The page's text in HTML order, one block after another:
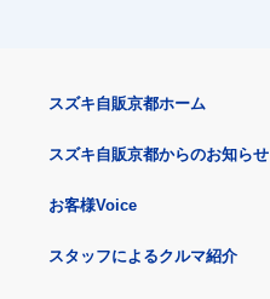
スズキ自販京都ホーム
スズキ自販京都からのお知らせ
お客様Voice
スタッフによるクルマ紹介